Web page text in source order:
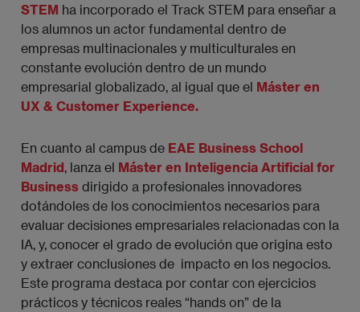
STEM ha incorporado el Track STEM para enseñar a
los alumnos un actor fundamental dentro de
empresas multinacionales y multiculturales en
constante evolución dentro de un mundo
empresarial globalizado, al igual que el Máster en
UX & Customer Experience.
En cuanto al campus de EAE Business School
Madrid lanza el Máster en Inteligencia Artificial for
Business dirigido a profesionales innovadores
dotándoles de los conocimientos necesarios para
evaluar decisiones empresariales relacionadas con la
IA, y, conocer el grado de evolución que origina esto
y extraer conclusiones de impacto en los negocios.
Este programa destaca por contar con ejercicios
prácticos y técnicos reales “hands on” de la